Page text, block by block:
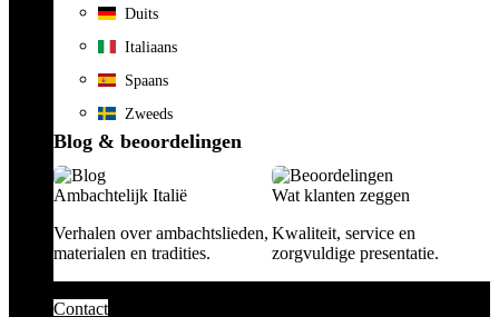
Duits
Italiaans
Spaans
Zweeds
Blog & beoordelingen
Ambachtelijk Italië
Verhalen over ambachtslieden,
materialen en tradities.
Wat klanten zeggen
Kwaliteit, service en
zorgvuldige presentatie.
Contact